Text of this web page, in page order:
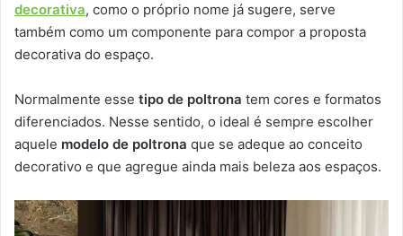
decorativa, como o próprio nome já sugere, serve
também como um componente para compor a proposta
decorativa do espaço.
Normalmente esse tipo de poltrona tem cores e formatos
diferenciados. Nesse sentido, o ideal é sempre escolher
aquele modelo de poltrona que se adeque ao conceito
decorativo e que agregue ainda mais beleza aos espaços.